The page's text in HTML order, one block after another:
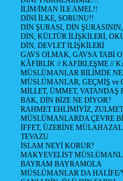
İLİM/İMAN İLE AMEL!!
DİNİ İLKE, SORUNU!!
DİN ŞURASI, DİN
DİN, KÜLTÜR İLİŞKİLERİ,
DİN, DEVLET İLİŞKİLERİ
GAVS OLMAK, GAVSA TABİ
KÂFİRLİK // KAFİRLEŞME //
MÜSLÜMANLAR BİLİMDE
MÜSLÜMANLAR, GEÇMİŞ ve
MİLLET, ÜMMET, VATANDAŞ
BAK, DİN BİZE NE DİYOR?
RAHMET EHLİMİYİZ,
MÜSLÜMANLARDA ÇEVRE
İFFET, ÜZERİNE
TEVAZU
İSLAM NEYİ KORUR?
MAKYEVELİST
BAYRAM BAYRAMOLA
MÜSLÜMANLAR DA HALİFE/